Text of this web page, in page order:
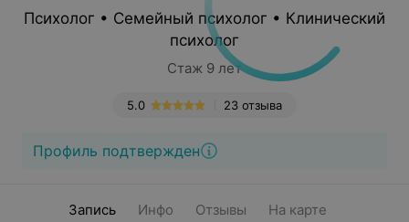
Психолог • Семейный психолог • Клинический
психолог
Стаж 9 лет
23 отзыва
5.0
Профиль подтвержден
Запись Инфо Отзывы На карте